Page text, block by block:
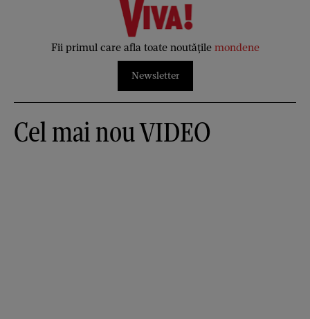
Fii primul care afla toate noutățile mondene
Newsletter
Cel mai nou VIDEO